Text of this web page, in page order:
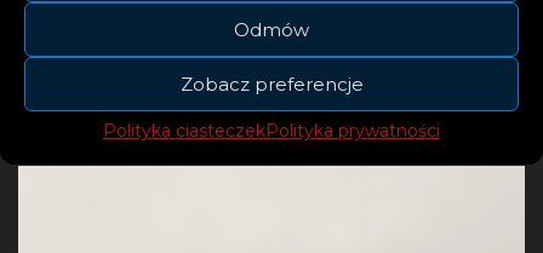
Odmów
Zobacz preferencje
Polityka ciasteczekPolityka prywatności
długo pracował nad tym, żeby dotrzeć do
miejsca, w którym teraz się znajduje.